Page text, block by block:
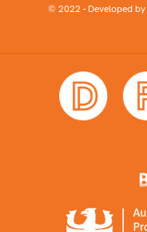
© 2022 - Developed by